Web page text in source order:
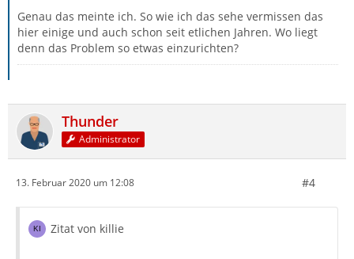
Genau das meinte ich. So wie ich das sehe vermissen das
hier einige und auch schon seit etlichen Jahren. Wo liegt
denn das Problem so etwas einzurichten?
Thunder
Administrator
13. Februar 2020 um 12:08 #4
Zitat von killie